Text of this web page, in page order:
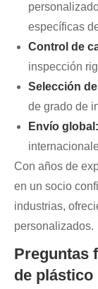
específicas
Control de
inspección
Selección
de grado de
Envío global:
Con años de
en un socio
industrias,
personalizados.
Preguntas
de plástico